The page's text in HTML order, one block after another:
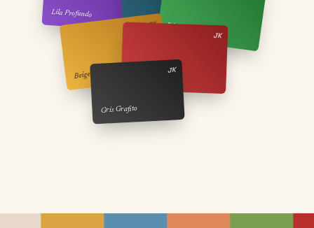
Lila Profundo
Azul Petróleo Río Vegetación
JK
Beige Europeo
JK
JK
Gris Grafito